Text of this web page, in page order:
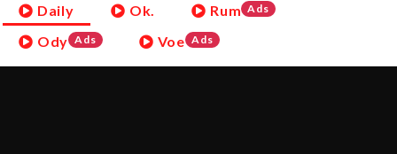
Daily Ok. Rum Ads
Ody Ads Voe Ads